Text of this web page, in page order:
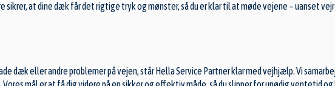
sikrer, at dine dæk får det rigtige tryk og mønster, så du er klar til at møde vejene – uanset
dæk eller andre problemer på vejen, står Hella Service Partner klar med vejhjælp. Vi